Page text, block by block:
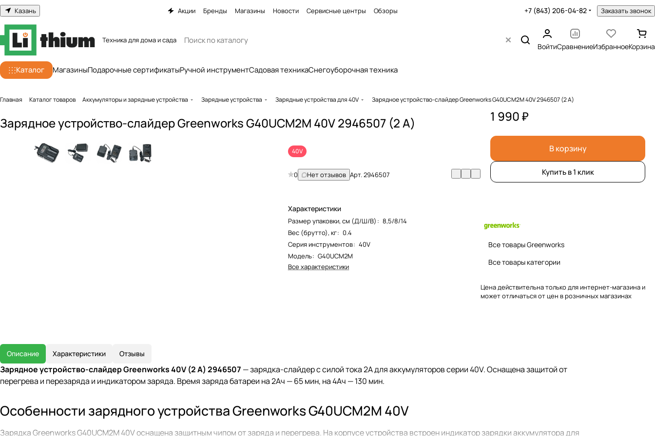
Казань Акции Бренды Магазины Новости Сервисные центры Обзоры +7 (843) 206-04-82 Заказать звонок
Техника для дома и сада
ВойтиСравнениеИзбранноеКорзина
Каталог МагазиныПодарочные сертификатыРучной инструментСадовая техникаСнегоуборочная техника
Главная Каталог товаров Аккумуляторы и зарядные устройства Зарядные устройства Зарядные устройства для 40V Зарядное устройство-слайдер Greenworks G40UCM2M 40V 2946507 (2 A)
Зарядное устройство-слайдер Greenworks G40UCM2M 40V 2946507 (2 A)
40V
0 Нет отзывов Арт.2946507
Характеристики
Размер упаковки, см (Д/Ш/В) : 8,5/8/14
Вес (брутто), кг: 0.4
Серия инструментов: 40V
Модель: G40UCM2M
Все характеристики
1 990 ₽
В корзину
Купить в 1 клик
Все товары Greenworks
Все товары категории
Цена действительна только для интернет-магазина и
может отличаться от цен в розничных магазинах
Описание Характеристики Отзывы
Зарядное устройство-слайдер Greenworks 40V (2 A) 2946507 — зарядка-слайдер с силой тока 2А для аккумуляторов серии 40V. Оснащена защитой от
перегрева и перезаряда и индикатором заряда. Время заряда батареи на 2Ач — 65 мин, на 4Ач — 130 мин.
Особенности зарядного устройства Greenworks G40UCM2M 40V
Зарядка Greenworks G40UCM2M 40V оснащена защитным чипом от заряда и перегрева. На корпусе устройства встроен индикатор зарядки аккумулятора для